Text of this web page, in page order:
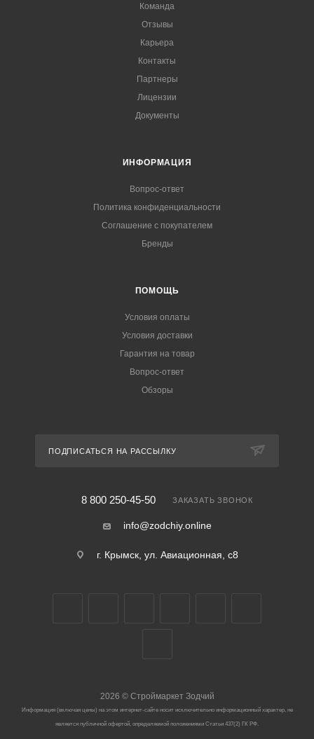
Команда
Отзывы
Карьера
Контакты
Партнеры
Лицензии
Документы
ИНФОРМАЦИЯ
Вопрос-ответ
Политика конфиденциальности
Соглашение с покупателем
Бренды
ПОМОЩЬ
Условия оплаты
Условия доставки
Гарантия на товар
Вопрос-ответ
Обзоры
ПОДПИСАТЬСЯ НА РАССЫЛКУ
8 800 250-45-50 ЗАКАЗАТЬ ЗВОНОК
info@zodchiy.online
г. Крымск, ул. Авиационная, с8
2026 ©Строймаркет Зодчий
Информация (включая цены) на этом интернет-сайте носит исключительно информационный характер, не
является публичной офертой, определяемой положениями Статьи 437(2) ГК РФ.